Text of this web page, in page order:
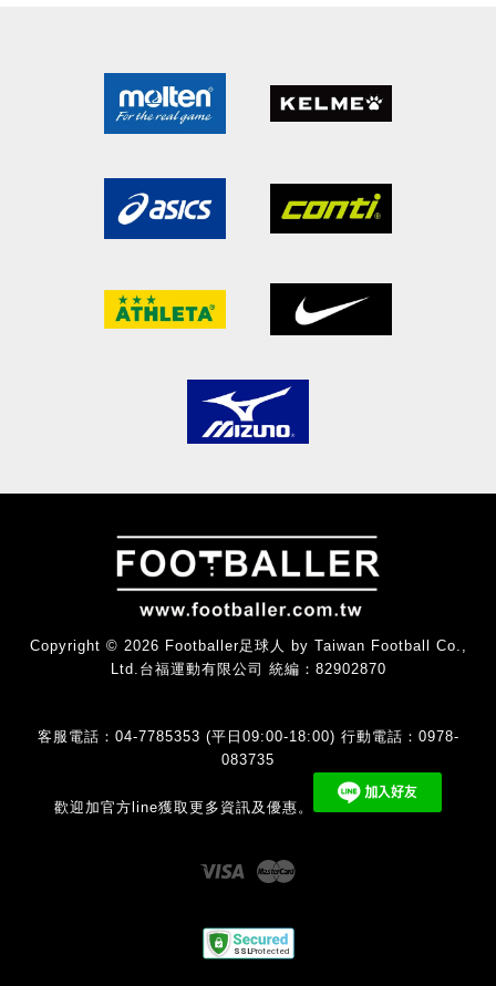
Copyright © 2026 Footballer足球人 by Taiwan Football Co.,
Ltd.台福運動有限公司 統編：82902870
客服電話：04-7785353 (平日09:00-18:00) 行動電話：0978-
083735
歡迎加官方line獲取更多資訊及優惠。
Visa